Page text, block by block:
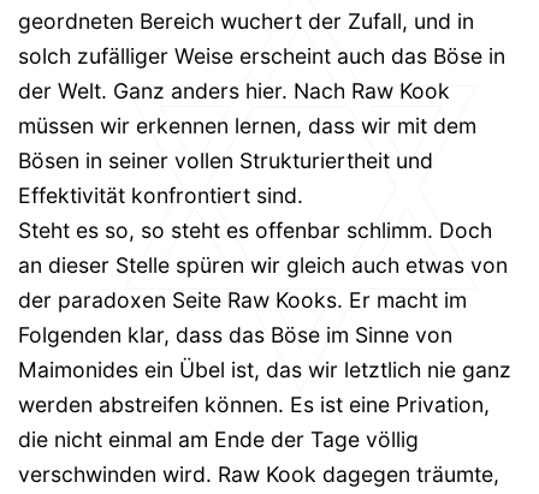
geordneten Bereich wuchert der Zufall, und in
solch zufälliger Weise erscheint auch das Böse in
der Welt. Ganz anders hier. Nach Raw Kook
müssen wir erkennen lernen, dass wir mit dem
Bösen in seiner vollen Strukturiertheit und
Effektivität konfrontiert sind.
Steht es so, so steht es offenbar schlimm. Doch
an dieser Stelle spüren wir gleich auch etwas von
der paradoxen Seite Raw Kooks. Er macht im
Folgenden klar, dass das Böse im Sinne von
Maimonides ein Übel ist, das wir letztlich nie ganz
werden abstreifen können. Es ist eine Privation,
die nicht einmal am Ende der Tage völlig
verschwinden wird. Raw Kook dagegen träumte,